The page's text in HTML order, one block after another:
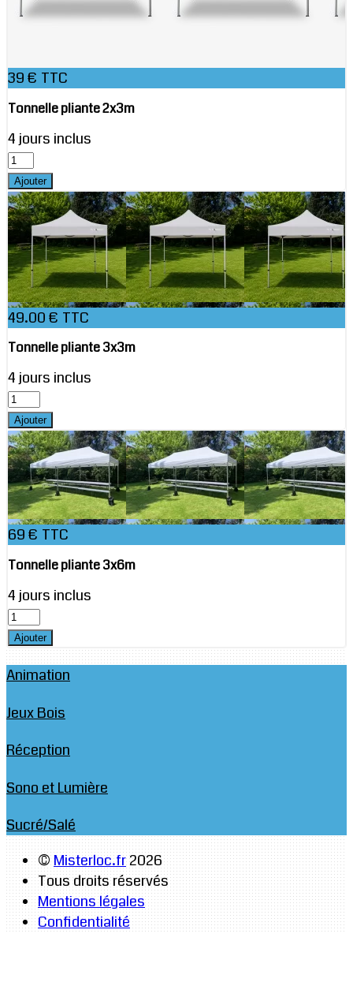
39 € TTC
Tonnelle pliante 2x3m
4 jours inclus
49.00 € TTC
Tonnelle pliante 3x3m
4 jours inclus
69 € TTC
Tonnelle pliante 3x6m
4 jours inclus
Animation
Jeux Bois
Réception
Sono et Lumière
Sucré/Salé
©Misterloc.fr2026
Tous droits réservés
Mentions légales
Confidentialité